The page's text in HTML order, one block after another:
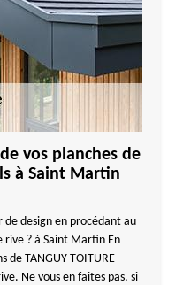
vos planches de
à Saint Martin
de design en procédant au
rive ? à Saint Martin En
de TANGUY TOITURE
Ne vous en faites pas, si